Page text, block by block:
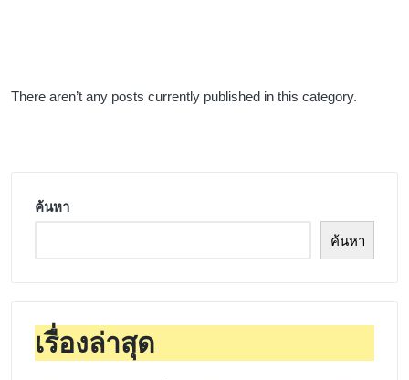
There aren’t any posts currently published in this category.
ค้นหา
ค้นหา
เรื่องล่าสุด